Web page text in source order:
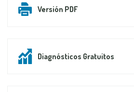
Versión PDF
Diagnósticos Gratuitos